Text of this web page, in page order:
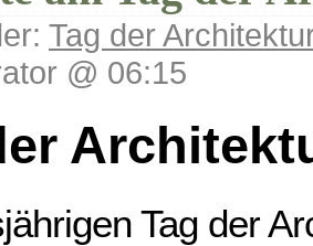
Tag der Architektur
@ 06:15
Tag der